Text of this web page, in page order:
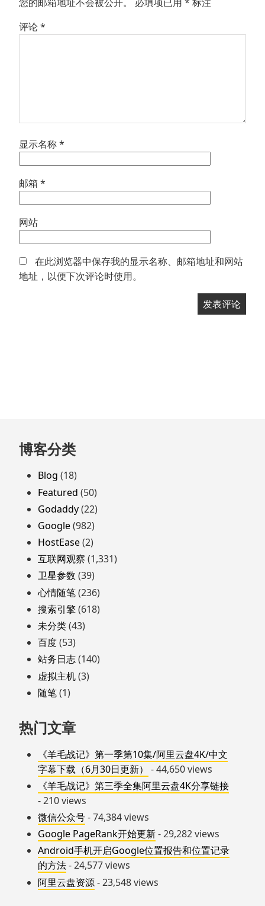
您的邮箱地址不会被公开。 必填项已用 * 标注
评论*
显示名称*
邮箱 *
网站
在此浏览器中保存我的显示名称、邮箱地址和网站
地址，以便下次评论时使用。
跳
至
页
脚
博客分类
Blog (18)
Featured (50)
Godaddy(22)
Google(982)
HostEase(2)
互联网观察 (1,331)
卫星参数(39)
心情随笔(236)
搜索引擎(618)
未分类(43)
百度(53)
站务日志(140)
虚拟主机(3)
随笔(1)
热门文章
《羊毛战记》第一季第10集/阿里云盘4K/中文
字幕下载（6月30日更新）
- 44,650 views
《羊毛战记》第三季全集阿里云盘4K分享链接
- 210 views
微信公众号- 74,384 views
Google PageRank开始更新- 29,282 views
Android手机开启Google位置报告和位置记录
的方法- 24,577 views
阿里云盘资源- 23,548 views